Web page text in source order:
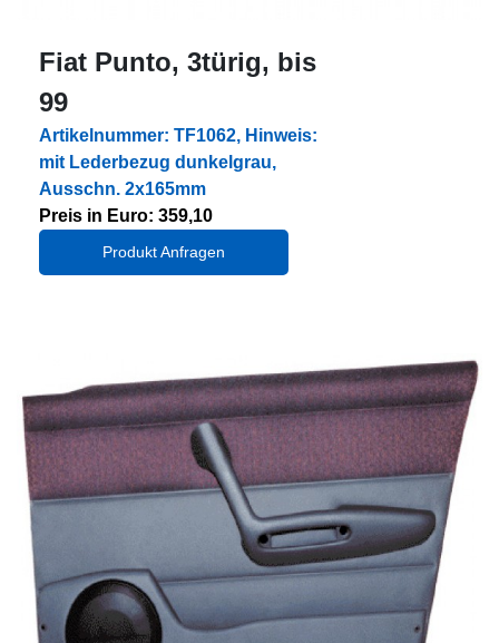
Fiat Punto, 3türig, bis
99
Artikelnummer: TF1062, Hinweis:
mit Lederbezug dunkelgrau,
Ausschn. 2x165mm
Preis in Euro: 359,10
Produkt Anfragen